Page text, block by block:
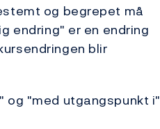
og begrepet må
endring" er en endring
blir
og "med utgangspunkt i"